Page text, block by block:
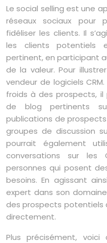
Le social selling est une
réseaux sociaux pour
fidéliser les clients. Il
les clients potentiels
pertinent, en participant
de la valeur. Pour
vendeur de logiciels
froids à des prospects,
de blog pertinents
publications de
groupes de discussion
pourrait également
conversations sur
personnes qui posent
besoins. En agissant
expert dans son
des prospects
directement.
Plus précisément, voici